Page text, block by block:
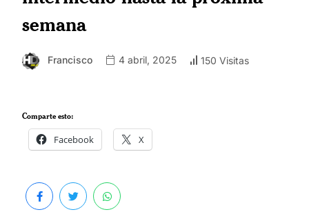
semana
Francisco 4 abril, 2025 150 Visitas
Comparte esto:
Facebook X